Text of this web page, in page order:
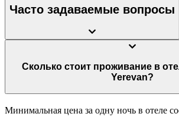
Часто задаваемые вопросы
Сколько стоит проживание в отеле Отель Inga
Yerevan?
Минимальная цена за одну ночь в отеле